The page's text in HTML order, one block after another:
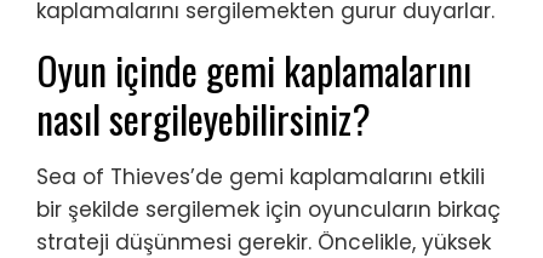
kaplamalarını sergilemekten gurur duyarlar.
Oyun içinde gemi kaplamalarını
nasıl sergileyebilirsiniz?
Sea of Thieves’de gemi kaplamalarını etkili
bir şekilde sergilemek için oyuncuların birkaç
strateji düşünmesi gerekir. Öncelikle, yüksek